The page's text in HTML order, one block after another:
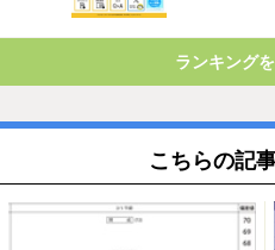
ランキング
こちらの記